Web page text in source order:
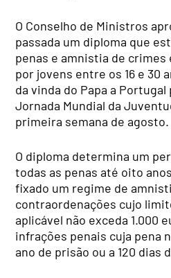
O Conselho de Ministros
passada um diploma que
penas e amnistia de
por jovens entre os 16 e 30
da vinda do Papa a Portugal
Jornada Mundial da
primeira semana de agosto.
O diploma determina um
todas as penas até oito
fixado um regime de
contraordenações cujo
aplicável não exceda 1.000
infrações penais cuja pena
ano de prisão ou a 120 dias